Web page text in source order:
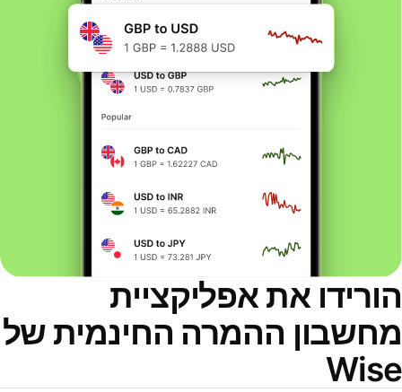
את אפליקציית
ההמרה החינמית של